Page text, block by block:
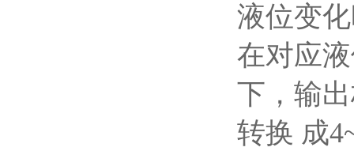
液位变
在对应
下，输
转换 成